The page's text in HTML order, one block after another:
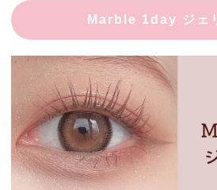
Marble 1day ジェ